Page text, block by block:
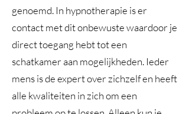
genoemd. In hypnotherapie is er
contact met dit onbewuste waardoor je
direct toegang hebt tot een
schatkamer aan mogelijkheden. Ieder
mens is de expert over zichzelf en heeft
alle kwaliteiten in zich om een